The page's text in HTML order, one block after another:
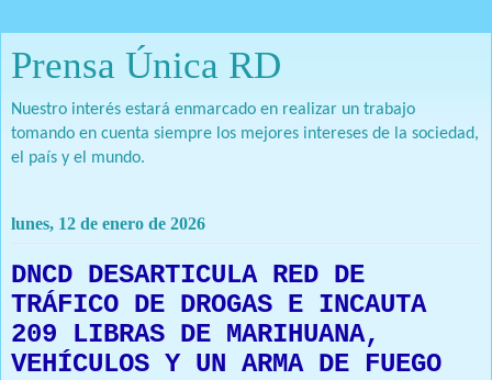
Prensa Única RD
Nuestro interés estará enmarcado en realizar un trabajo
tomando en cuenta siempre los mejores intereses de la sociedad,
el país y el mundo.
lunes, 12 de enero de 2026
DNCD DESARTICULA RED DE
TRÁFICO DE DROGAS E INCAUTA
209 LIBRAS DE MARIHUANA,
VEHÍCULOS Y UN ARMA DE FUEGO